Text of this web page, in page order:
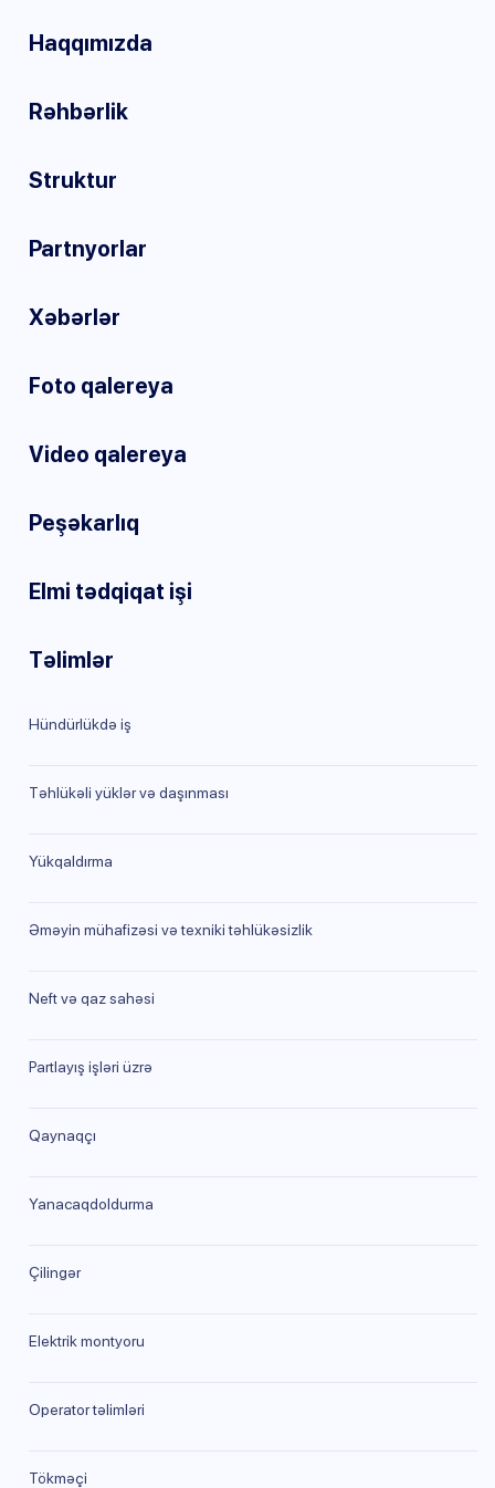
Haqqımızda
Rəhbərlik
Struktur
Partnyorlar
Xəbərlər
Foto qalereya
Video qalereya
Peşəkarlıq
Elmi tədqiqat işi
Təlimlər
Hündürlükdə iş
Təhlükəli yüklər və daşınması
Yükqaldırma
Əməyin mühafizəsi və texniki təhlükəsizlik
Neft və qaz sahəsi
Partlayış işləri üzrə
Qaynaqçı
Yanacaqdoldurma
Çilingər
Elektrik montyoru
Operator təlimləri
Tökməçi